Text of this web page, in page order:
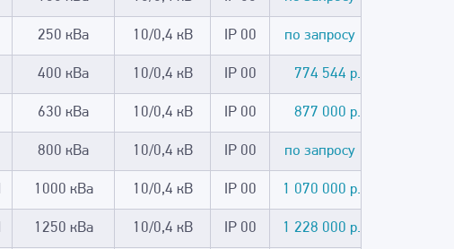
250 кВа 10/0,4 кВ IP 00 по запросу
400 кВа 10/0,4 кВ IP 00 774 544 р.
630 кВа 10/0,4 кВ IP 00 877 000 р.
800 кВа 10/0,4 кВ IP 00 по запросу
1000 кВа 10/0,4 кВ IP 00 1 070 000 р.
1250 кВа 10/0,4 кВ IP 00 1 228 000 р.